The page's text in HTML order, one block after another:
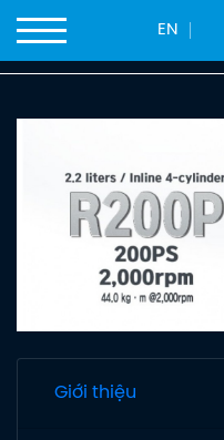
EN
Trang chủ Sản phẩm
Hyundai Seasall
Giới thiệu